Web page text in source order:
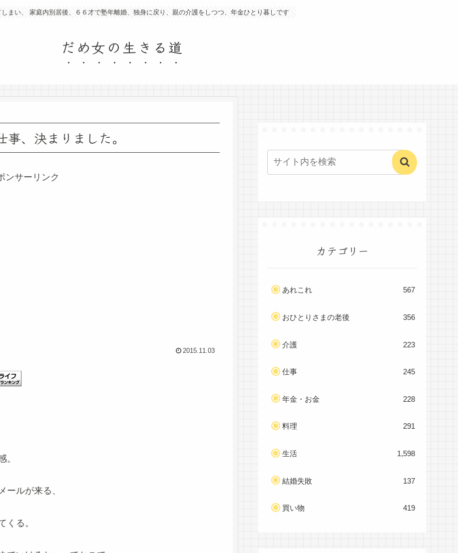
まい、 家庭内別居後、６６才で塾年離婚、独身に戻り、親の介護をしつつ、年金ひとり暮しです
だめ女の生きる道
、決まりました。
ンサーリンク
2015.11.03
。
ールが来る、
くる。
カテゴリー
あれこれ 567
おひとりさまの老後 356
介護 223
仕事 245
年金・お金 228
料理 291
生活 1,598
結婚失敗 137
買い物 419